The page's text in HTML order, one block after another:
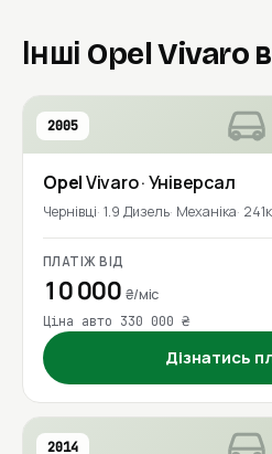
Інші Opel Vivaro
2005
OpelVivaro· Універсал
Чернівці 1.9 Дизель Механіка
ПЛАТІЖ ВІД
10 000 ₴/міс
Ціна авто 330 000 ₴
Дізнатись
2014